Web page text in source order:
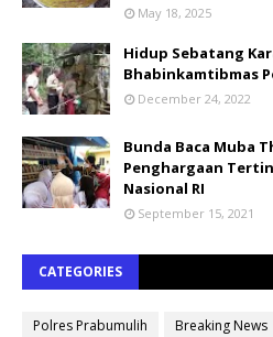
May 18, 2025
Hidup Sebatang
Bhabinkamtibmas
December 24, 2022
Bunda Baca Muba
Penghargaan
Nasional RI
September 15, 2021
CATEGORIES
Polres Prabumulih Breaking News